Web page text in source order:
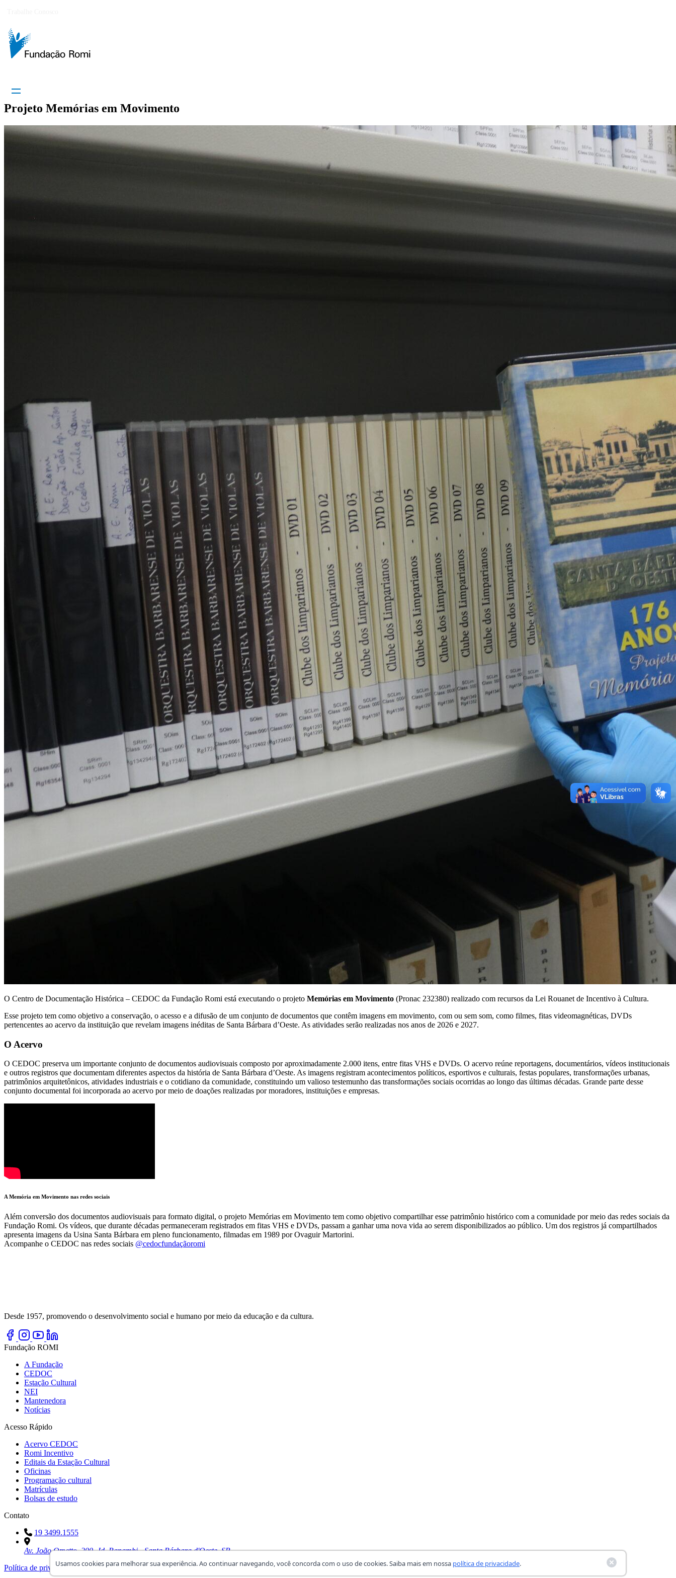
Projeto Memórias em Movimento
O Centro de Documentação Histórica – CEDOC da Fundação Romi está executando o projeto Memórias em Movimento (Pronac 232380) realizado com recursos da Lei Rouanet de Incentivo à Cultura.
Esse projeto tem como objetivo a conservação, o acesso e a difusão de um conjunto de documentos que contêm imagens em movimento, com ou sem som, como filmes, fitas videomagnéticas, DVDs
pertencentes ao acervo da instituição que revelam imagens inéditas de Santa Bárbara d’Oeste. As atividades serão realizadas nos anos de 2026 e 2027.
O Acervo
O CEDOC preserva um importante conjunto de documentos audiovisuais composto por aproximadamente 2.000 itens, entre fitas VHS e DVDs. O acervo reúne reportagens, documentários, vídeos institucionais
e outros registros que documentam diferentes aspectos da história de Santa Bárbara d’Oeste. As imagens registram acontecimentos políticos, esportivos e culturais, festas populares, transformações urbanas,
patrimônios arquitetônicos, atividades industriais e o cotidiano da comunidade, constituindo um valioso testemunho das transformações sociais ocorridas ao longo das últimas décadas. Grande parte desse
conjunto documental foi incorporada ao acervo por meio de doações realizadas por moradores, instituições e empresas.
A Memória em Movimento nas redes sociais
Além conversão dos documentos audiovisuais para formato digital, o projeto Memórias em Movimento tem como objetivo compartilhar esse patrimônio histórico com a comunidade por meio das redes sociais da
Fundação Romi. Os vídeos, que durante décadas permaneceram registrados em fitas VHS e DVDs, passam a ganhar uma nova vida ao serem disponibilizados ao público. Um dos registros já compartilhados
apresenta imagens da Usina Santa Bárbara em pleno funcionamento, filmadas em 1989 por Ovaguir Martorini.
Acompanhe o CEDOC nas redes sociais @cedocfundaçãoromi
Desde 1957, promovendo o desenvolvimento social e humano por meio da educação e da cultura.
Fundação ROMI
A Fundação
CEDOC
Estação Cultural
NEI
Mantenedora
Notícias
Acesso Rápido
Acervo CEDOC
Romi Incentivo
Editais da Estação Cultural
Oficinas
Programação cultural
Matrículas
Bolsas de estudo
Contato
19 3499.1555
Av. João Ometto, 200, Jd. Panambi - Santa Bárbara d'Oeste, SP
Política de privacidadeTermos de usoTrabalhe Conosco © 1957 - 2026 Fundação ROMI - Todos os direitos reservados.
Usamos cookies para melhorar sua experiência. Ao continuar navegando, você concorda com o uso de cookies. Saiba mais em nossa política de privacidade.